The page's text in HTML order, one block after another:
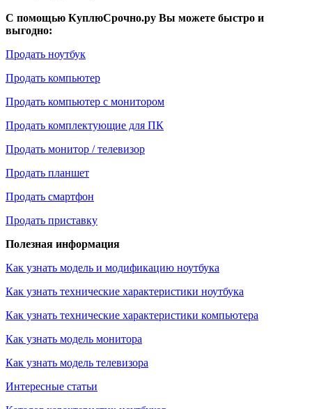
С помощью КуплюСрочно.ру Вы можете быстро и
выгодно:
Продать ноутбук
Продать компьютер
Продать компьютер с монитором
Продать комплектующие для ПК
Продать монитор / телевизор
Продать планшет
Продать смартфон
Продать приставку
Полезная информация
Как узнать модель и модификацию ноутбука
Как узнать технические характеристики ноутбука
Как узнать технические характеристики компьютера
Как узнать модель монитора
Как узнать модель телевизора
Интересные статьи